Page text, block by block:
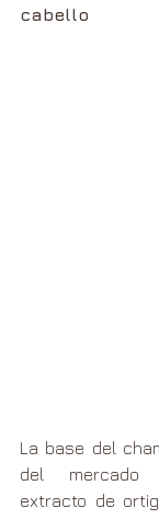
cabello
La base del
del mercado
extracto de